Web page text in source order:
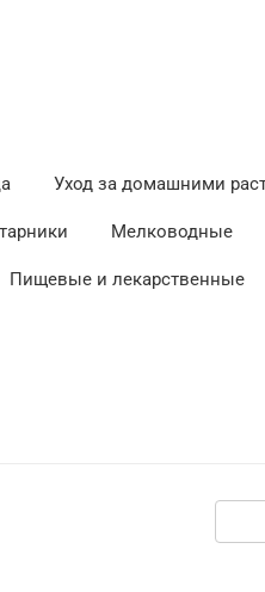
Уход за домашними
Мелководные
Пищевые и лекарственные